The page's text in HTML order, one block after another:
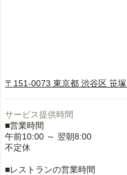
〒151-0073 東京都 渋谷区 笹
サービス提供時間
■営業時間
午前10:00 ～ 翌朝8:00
不定休
■レストランの営業時間